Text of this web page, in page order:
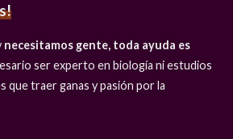
necesitamos gente, toda ayuda es
ser experto en biología ni estudios
que traer ganas y pasión por la